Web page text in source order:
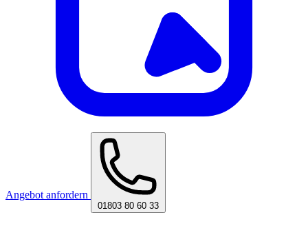
Angebot anfordern
01803 80 60 33